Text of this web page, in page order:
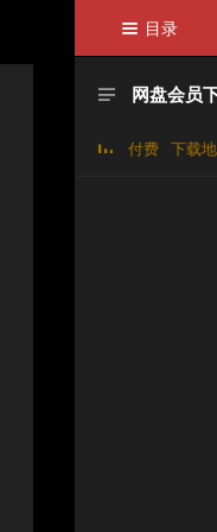
 目录
 网盘会员
付费 下载